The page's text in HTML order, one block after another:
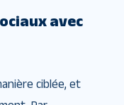
avec
ciblée, et